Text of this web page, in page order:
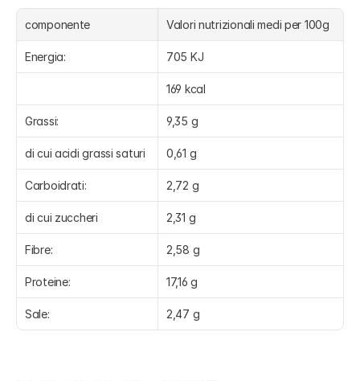
componente Valori nutrizionali medi per 100g
Energia: 705 KJ
169 kcal
Grassi: 9,35 g
di cui acidi grassi saturi 0,61 g
Carboidrati: 2,72 g
di cui zuccheri 2,31 g
Fibre: 2,58 g
Proteine: 17,16 g
Sale: 2,47 g